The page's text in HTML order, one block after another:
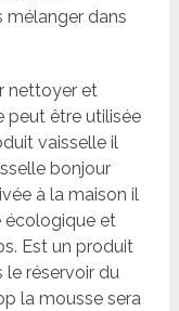
mélanger dans
nettoyer et
peut être utilisée
vaisselle il
bonjour
à la maison il
écologique et
Est un produit
réservoir du
la mousse sera